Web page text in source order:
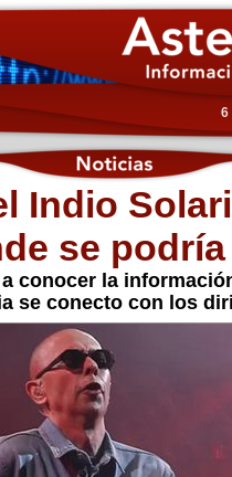
6
Indio
se
conocer la
se conecto con los